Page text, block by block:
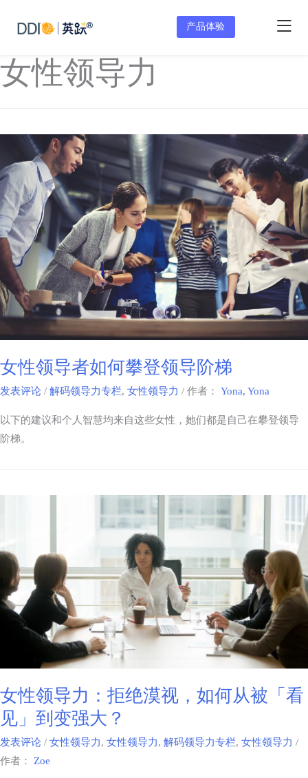
产品体验
女性领导力
女性领导者如何攀登领导阶梯
发表评论 / 解码领导力专栏, 女性领导力 / 作者： Yona, Yona
以下的建议和个人智慧均来自这些女性，她们都是自己在攀登领导
阶梯。
女性领导力：拒绝漠视，如何从被「看
见」到变强大？
发表评论 / 女性领导力, 女性领导力, 解码领导力专栏, 女性领导力 /
作者：
Zoe